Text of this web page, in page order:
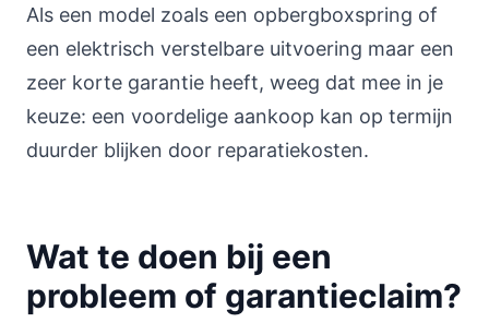
Als een model zoals een opbergboxspring of
een elektrisch verstelbare uitvoering maar een
zeer korte garantie heeft, weeg dat mee in je
keuze: een voordelige aankoop kan op termijn
duurder blijken door reparatiekosten.
Wat te doen bij een
probleem of garantieclaim?